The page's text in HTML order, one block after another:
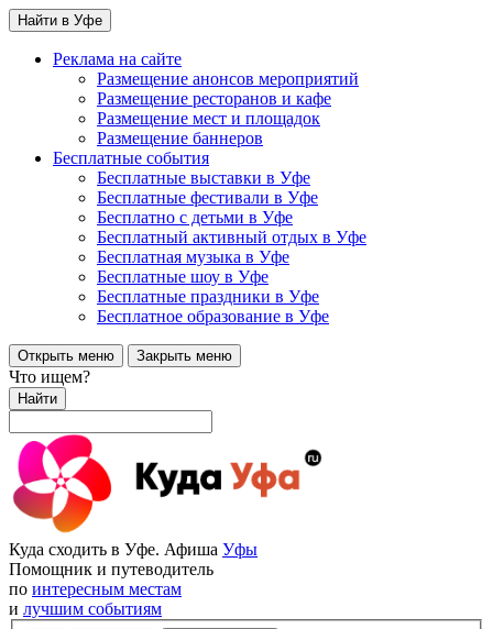
Найти в Уфе
Реклама на сайте
Размещение анонсов мероприятий
Размещение ресторанов и кафе
Размещение мест и площадок
Размещение баннеров
Бесплатные события
Бесплатные выставки в Уфе
Бесплатные фестивали в Уфе
Бесплатно с детьми в Уфе
Бесплатный активный отдых в Уфе
Бесплатная музыка в Уфе
Бесплатные шоу в Уфе
Бесплатные праздники в Уфе
Бесплатное образование в Уфе
Открыть меню Закрыть меню
Что ищем?
Найти
Куда сходить в Уфе. Афиша Уфы
Помощник и путеводитель
по интересным местам
и лучшим событиям